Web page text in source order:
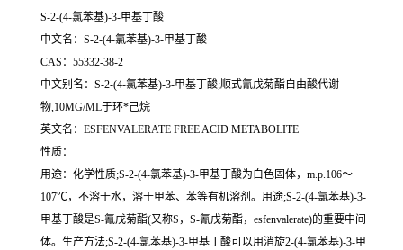
S-2-(4-氯苯基)-3-甲基丁酸
中文名：S-2-(4-氯苯基)-3-甲基丁酸
CAS：55332-38-2
中文别名：S-2-(4-氯苯基)-3-甲基丁酸;顺式氰戊菊酯自由酸代谢
物,10ΜG/ΜL于环*己烷
英文名：ESFENVALERATE FREE ACID METABOLITE
性质：
用途：化学性质;S-2-(4-氯苯基)-3-甲基丁酸为白色固体，m.p.106～
107℃，不溶于水，溶于甲苯、苯等有机溶剂。用途;S-2-(4-氯苯基)-3-
甲基丁酸是S-氰戊菊酯(又称S，S-氰戊菊酯，esfenvalerate)的重要中间
体。生产方法;S-2-(4-氯苯基)-3-甲基丁酸可以用消旋2-(4-氯苯基)-3-甲